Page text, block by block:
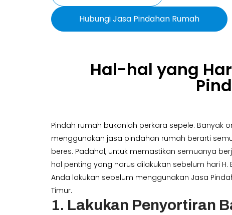
Hubungi Jasa Pindahan Rumah
Hal-hal yang
Pindah rumah bukanlah perkara sepele. Banyak
menggunakan jasa pindahan rumah berarti
beres. Padahal, untuk memastikan semuanya
hal penting yang harus dilakukan sebelum hari H.
Anda lakukan sebelum menggunakan Jasa
Timur.
1. Lakukan Penyortiran